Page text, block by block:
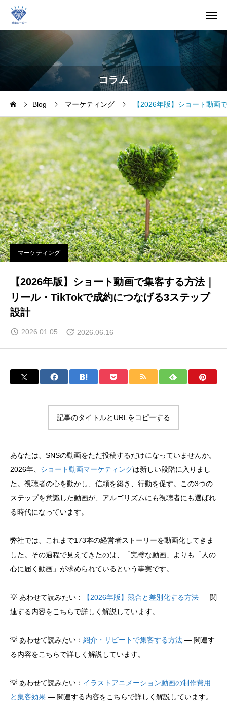
コラム
Blog マーケティング 【2026年版】ショート動画
マーケティング
【2026年版】ショート動画で集客する方法｜
リール・TikTokで成約につなげる3ステップ
設計
2026.01.05 2026.06.16
記事のタイトルとURLをコピーする
あなたは、SNSの動画をただ投稿するだけになっていませんか。
2026年、 ショート動画マーケティングは新しい段階に入りまし
た。視聴者の心を動かし、信頼を築き、行動を促す。この3つの
ステップを意識した動画が、アルゴリズムにも視聴者にも選ばれ
る時代になっています。
弊社では、これまで173本の経営者ストーリーを動画化してきま
した。その過程で見えてきたのは、「完璧な動画」よりも「人の
心に届く動画」が求められているという事実です。
💡 あわせて読みたい： 【2026年版】競合と差別化する方法 — 関
連する内容をこちらで詳しく解説しています。
💡 あわせて読みたい： 紹介・リピートで集客する方法 — 関連す
る内容をこちらで詳しく解説しています。
💡 あわせて読みたい： イラストアニメーション動画の制作費用
と集客効果 — 関連する内容をこちらで詳しく解説しています。